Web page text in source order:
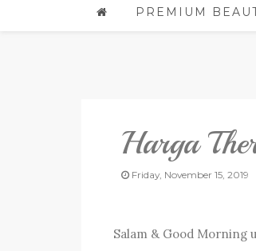
PREMIUM
Harga
Friday, November 15, 2019
Salam & Good Morning